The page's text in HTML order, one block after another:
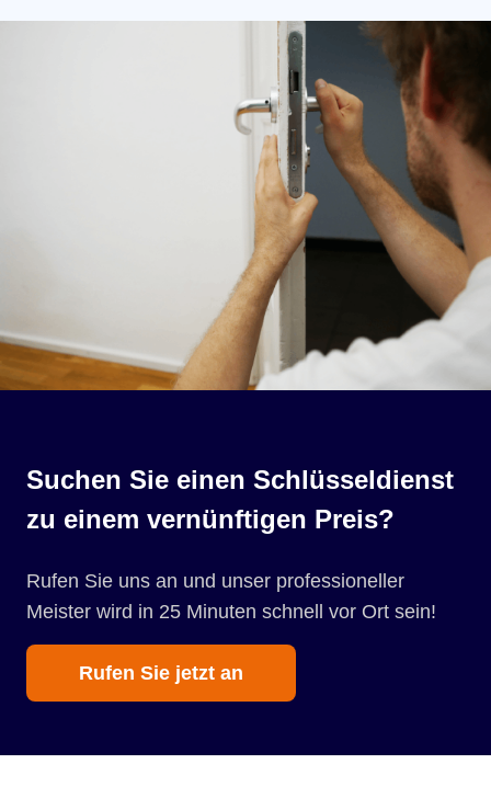
Suchen Sie einen Schlüsseldienst
zu einem vernünftigen Preis?
Rufen Sie uns an und unser professioneller
Meister wird in 25 Minuten schnell vor Ort sein!
Rufen Sie jetzt an